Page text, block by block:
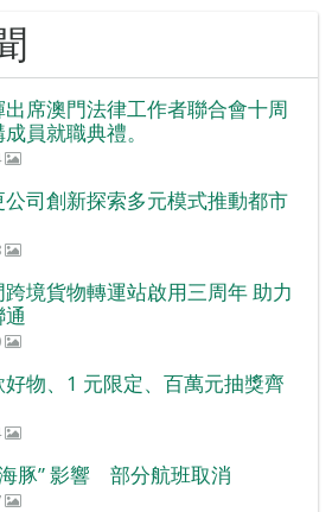
席澳門法律工作者聯合會十周
員就職典禮。
司創新探索多元模式推動都市
境貨物轉運站啟用三周年 助力
物、1 元限定、百萬元抽獎齊
豚” 影響 部分航班取消